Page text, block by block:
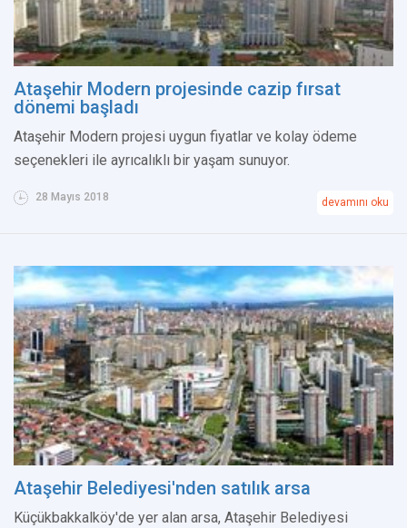
Ataşehir Modern projesinde cazip fırsat
dönemi başladı
Ataşehir Modern projesi uygun fiyatlar ve kolay ödeme
seçenekleri ile ayrıcalıklı bir yaşam sunuyor.
28 Mayıs 2018 devamını oku
Ataşehir Belediyesi'nden satılık arsa
Küçükbakkalköy'de yer alan arsa, Ataşehir Belediyesi